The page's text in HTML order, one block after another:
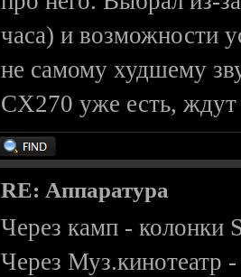
часа) и возможности
не самому худшему
CX270 уже есть, ждут
RE: Аппаратура
Через камп - колонки
Через Муз.кинотеатр